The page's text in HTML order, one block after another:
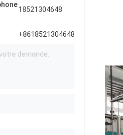
18521304648
+8618521304648